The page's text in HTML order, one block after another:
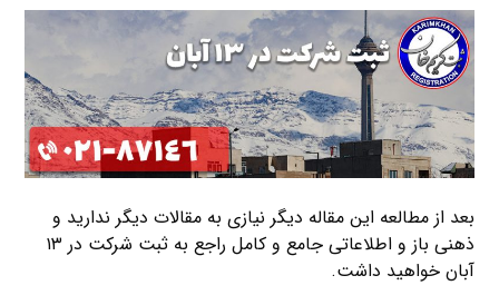
بعد از مطالعه این مقاله دیگر نیازی به مقالات دیگر ندارید و
ذهنی باز و اطلاعاتی جامع و کامل راجع به ثبت شرکت در ۱۳
آبان خواهید داشت.